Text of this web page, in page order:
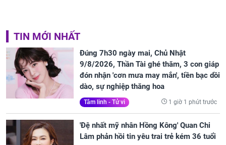
TIN MỚI NHẤT
Đúng 7h30 ngày mai, Chủ Nhật
9/8/2026, Thần Tài ghé thăm, 3 con giáp
đón nhận 'cơn mưa may mắn', tiền bạc dồi
dào, sự nghiệp thăng hoa
Tâm linh - Tử vi 1 giờ 1 phút trước
'Đệ nhất mỹ nhân Hồng Kông' Quan Chi
Lâm phản hồi tin yêu trai trẻ kém 36 tuổi